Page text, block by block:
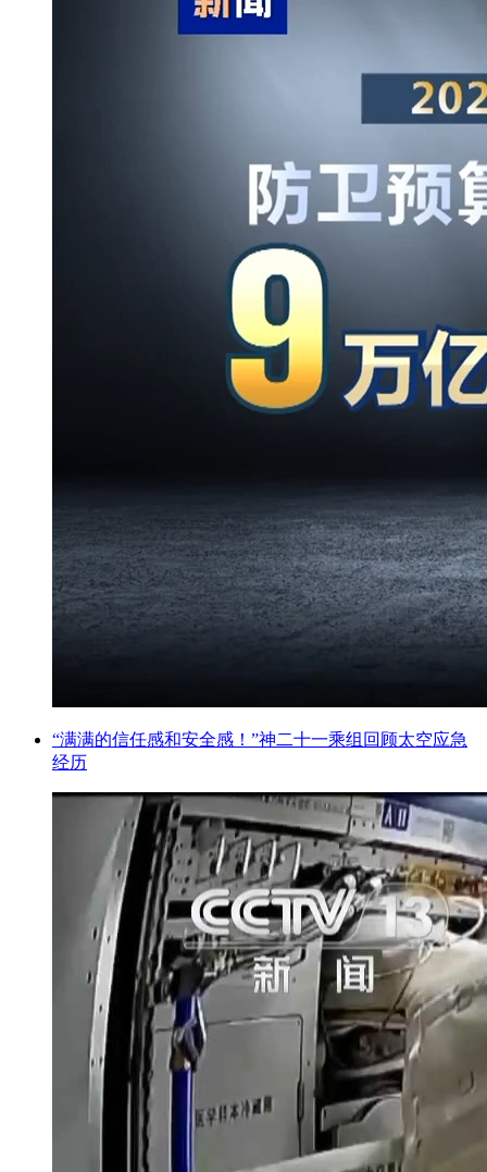
“满满的信任感和安全感！”神二十一乘组回顾太空应急
经历